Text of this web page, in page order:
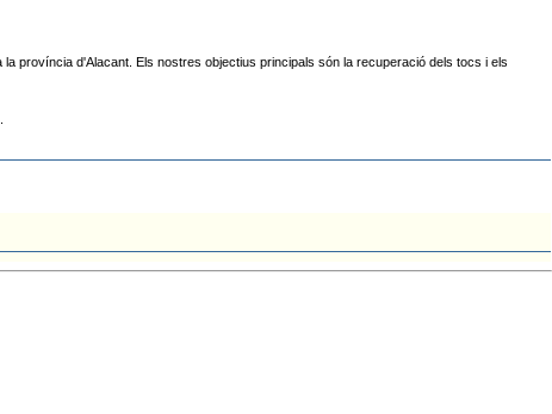
província d'Alacant. Els nostres objectius principals són la recuperació dels tocs i els